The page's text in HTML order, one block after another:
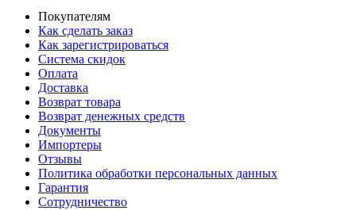
Покупателям
Как сделать заказ
Как зарегистрироваться
Система скидок
Оплата
Доставка
Возврат товара
Возврат денежных средств
Документы
Импортеры
Отзывы
Политика обработки персональных данных
Гарантия
Сотрудничество